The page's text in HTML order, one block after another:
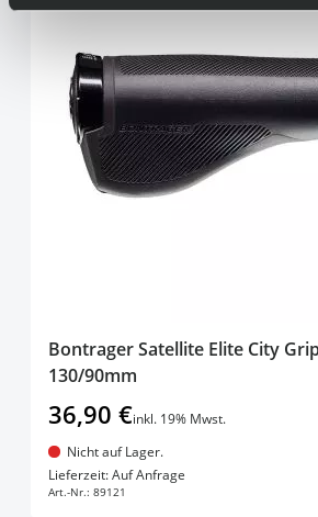
Bontrager Satellite Elite City
130/90mm
36,90 €inkl. 19% Mwst.
Nicht auf Lager.
Lieferzeit: Auf Anfrage
Art.-Nr.: 89121
In den